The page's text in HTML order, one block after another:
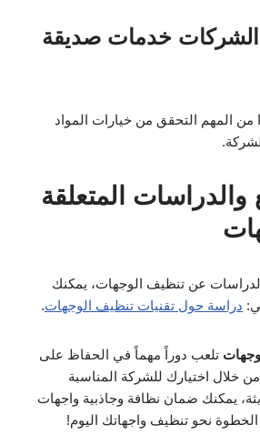
خدمات صديقة
المهم التحقق من خيارات المواد
والدراسات المتعلقة
عن تنظيف الوجهات، يمكنك
دراسة حول تقنيات تنظيف الوجهات.
تلعب دوراً مهماً في الحفاظ على
من خلال اختيارك للشركة المناسبة
يمكنك ضمان نظافة وجاذبية واجهات
الخطوة نحو تنظيف واجهاتك اليوم!